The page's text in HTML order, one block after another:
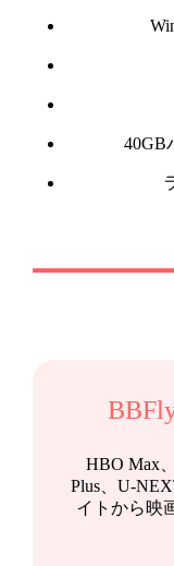
40GB
HBO Max
Plus、U-
イトから映